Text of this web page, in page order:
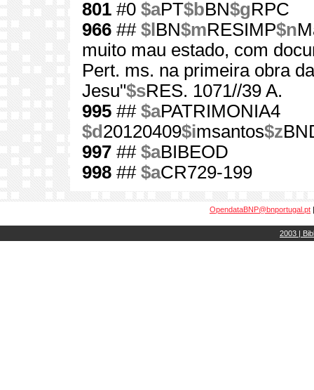
801 #0 $aPT$bBN$gRPC
966 ## $l BN$mRESIMP$n
muito mau estado, com
Pert. ms. na primeira obra
Jesu"$sRES. 1071//39 A.
995 ## $aPATRIMONIA4
$d 20120409$imsantos$z
997 ## $aBIBEOD
998 ## $aCR729-199
OpendataBNP@bnportugal.pt
2003 |